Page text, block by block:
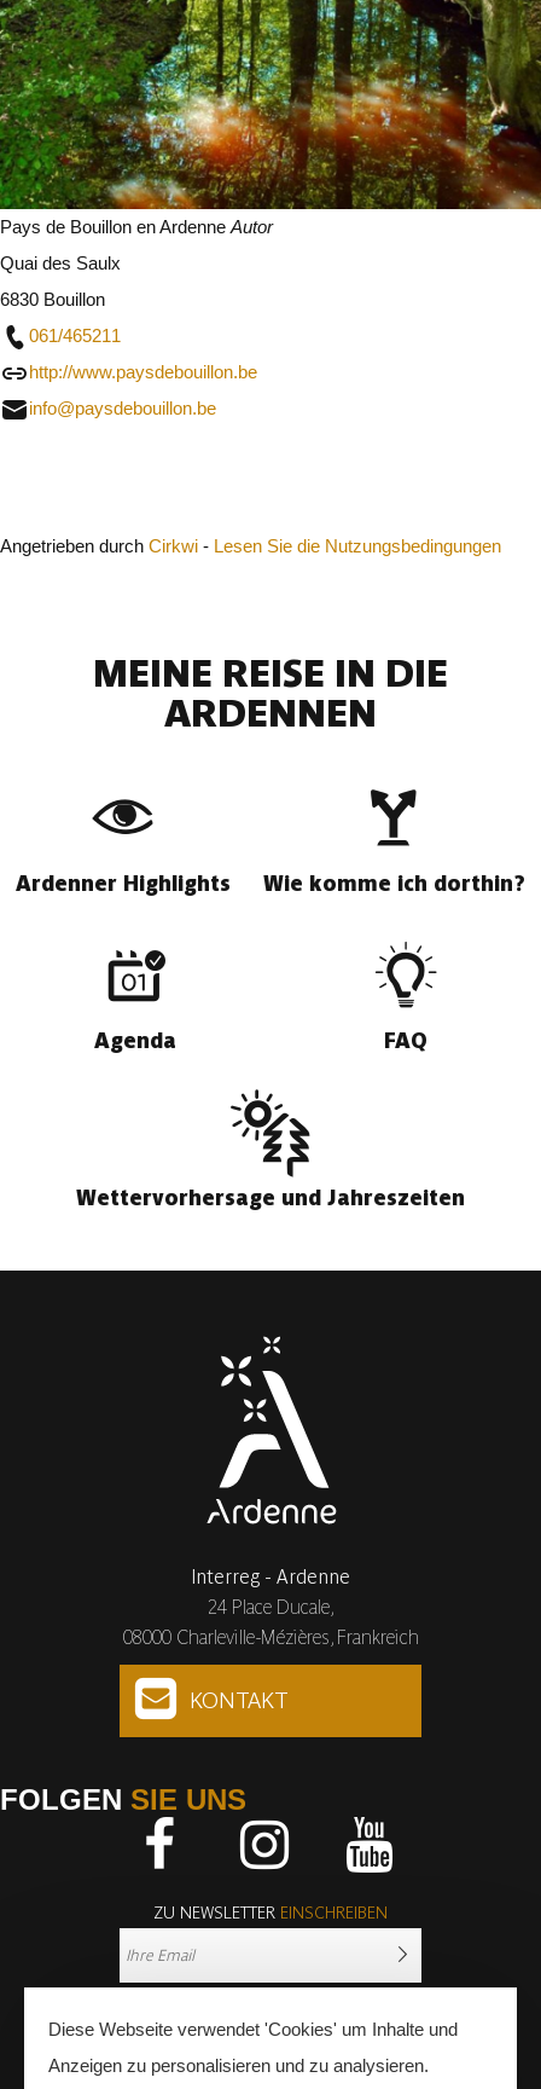
Pays de Bouillon en Ardenne Autor
Quai des Saulx
6830 Bouillon
061/465211
http://www.paysdebouillon.be
info@paysdebouillon.be
Angetrieben durch Cirkwi - Lesen Sie die Nutzungsbedingungen
MEINE REISE IN DIE
ARDENNEN
Ardenner Highlights Wie komme ich dorthin?
Agenda FAQ
Wettervorhersage und Jahreszeiten
Interreg - Ardenne
24 Place Ducale,
08000 Charleville-Mézières, Frankreich
KONTAKT
FOLGEN SIE UNS
ZU NEWSLETTER EINSCHREIBEN
Diese Webseite verwendet 'Cookies' um Inhalte und
Anzeigen zu personalisieren und zu analysieren.